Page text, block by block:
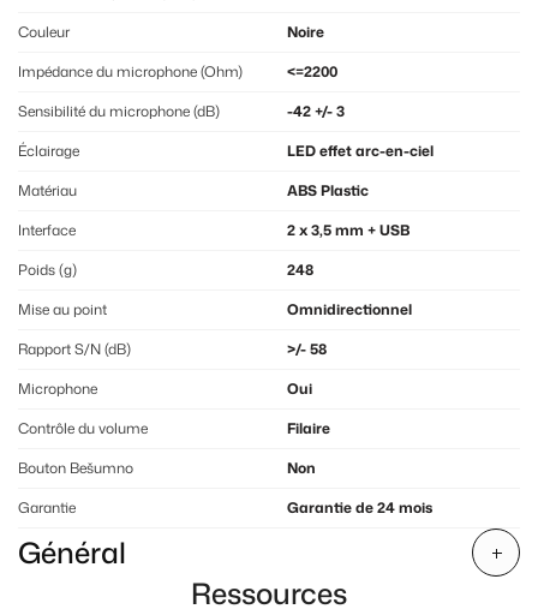
Couleur
Noire
Impédance du microphone (Ohm)
<=2200
Sensibilité du microphone (dB)
-42 +/- 3
Éclairage
LED effet arc-en-ciel
Matériau
ABS Plastic
Interface
2 x 3,5 mm + USB
Poids (g)
248
Mise au point
Omnidirectionnel
Rapport S/N (dB)
>/- 58
Microphone
Oui
Contrôle du volume
Filaire
Bouton Bešumno
Non
Garantie
Garantie de 24 mois
Général
Ressources